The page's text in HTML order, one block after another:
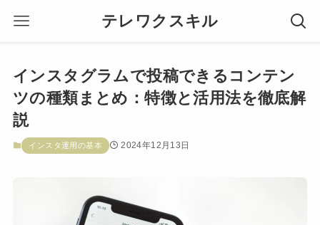
テレワクスキル
インスタグラムで投稿できるコンテン
ツの種類まとめ：特徴と活用法を徹底解
説
インスタ運用の基本 2024年12月13日